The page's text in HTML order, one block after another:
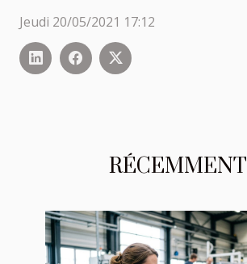
Jeudi 20/05/2021 17:12
RÉCEMMENT